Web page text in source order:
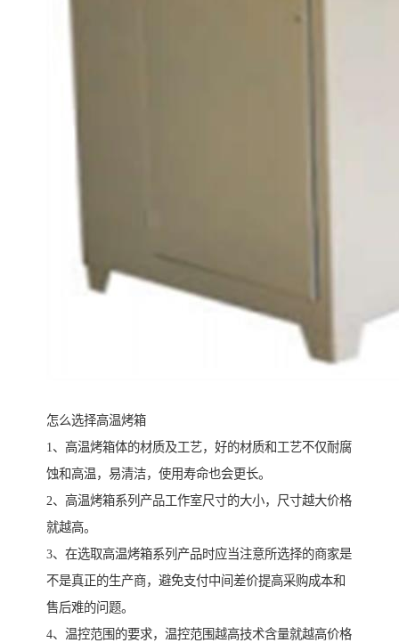
怎么选择高温烤箱
1、高温烤箱体的材质及工艺，好的材质和工艺不仅耐腐
蚀和高温，易清洁，使用寿命也会更长。
2、高温烤箱系列产品工作室尺寸的大小，尺寸越大价格
就越高。
3、在选取高温烤箱系列产品时应当注意所选择的商家是
不是真正的生产商，避免支付中间差价提高采购成本和
售后难的问题。
4、温控范围的要求，温控范围越高技术含量就越高价格